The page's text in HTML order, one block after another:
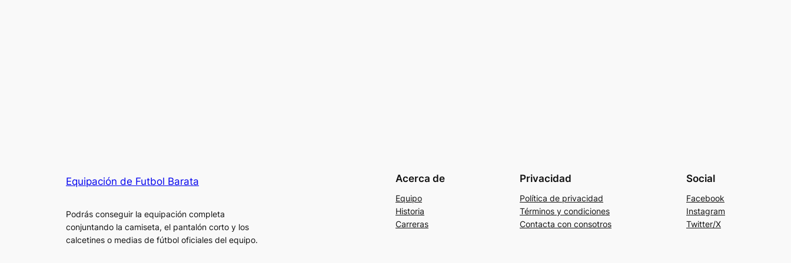
Equipación de Futbol Barata
Podrás conseguir la equipación completa
conjuntando la camiseta, el pantalón corto y los
calcetines o medias de fútbol oficiales del equipo.
Acerca de
Equipo
Historia
Carreras
Privacidad
Política de privacidad
Términos y condiciones
Contacta con consotros
Social
Facebook
Instagram
Twitter/X